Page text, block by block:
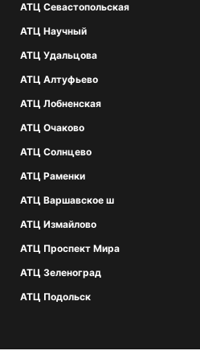
АТЦ Севастопольская
АТЦ Научный
АТЦ Удальцова
АТЦ Алтуфьево
АТЦ Лобненская
АТЦ Очаково
АТЦ Солнцево
АТЦ Раменки
АТЦ Варшавское ш
АТЦ Измайлово
АТЦ Проспект Мира
АТЦ Зеленоград
АТЦ Подольск